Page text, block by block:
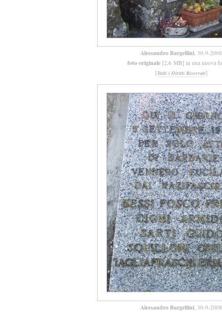
Alessandro Bargellini, 30-9-2008
foto originale [2,6 MB] in una nuova
[Tutti i Diritti Riservati]
Alessandro Bargellini , 30-9-2008